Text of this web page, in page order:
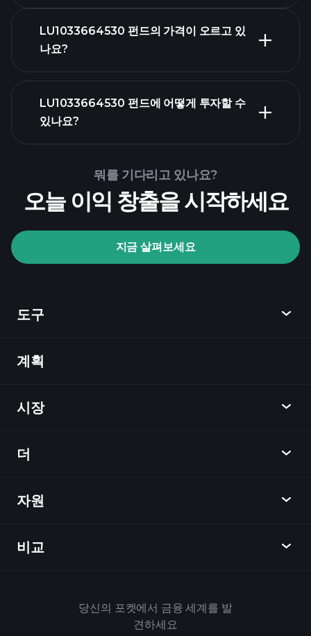
고급 차트
LU1033664530 펀드의 가격이 오르고 있
나요?
LU1033664530 펀드에 어떻게 투자할 수
있나요?
Playtrade Tournaments
추천 브로커
뭐를 기다리고 있나요?
오늘 이익 창출을 시작하세요
지금 살펴보세요
도구
발견
차트
뉴스
학습 허브
메신저
계획
시장
개요
외환
지수
더
제휴사가 되다
회사
Playtrade 소개
자원
도움말 센터
비교
당신의 포켓에서 금융 세계를 발
견하세요